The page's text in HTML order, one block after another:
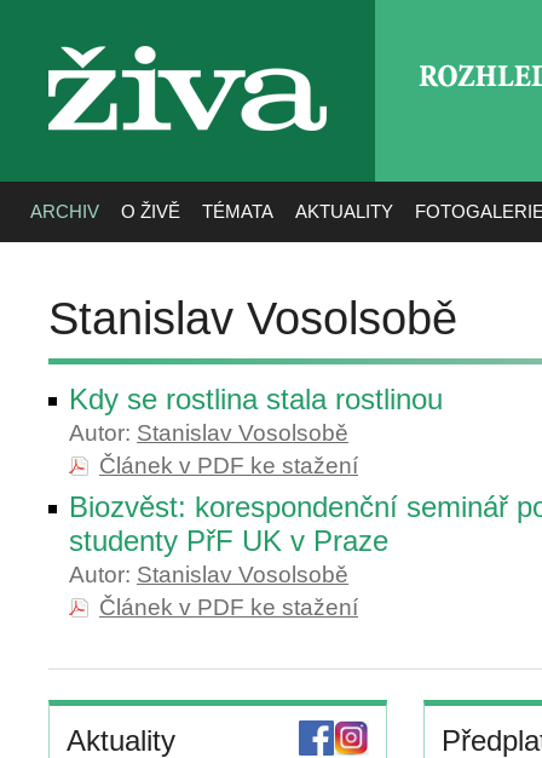
živa
ARCHIV O ŽIVĚ TÉMATA AKTUALITY
Stanislav Vosolsobě
Kdy se rostlina stala rostlinou
Autor: Stanislav Vosolsobě
Článek v PDF ke stažení
Biozvěst: korespondenční seminář
studenty PřF UK v Praze
Autor: Stanislav Vosolsobě
Článek v PDF ke stažení
Aktuality